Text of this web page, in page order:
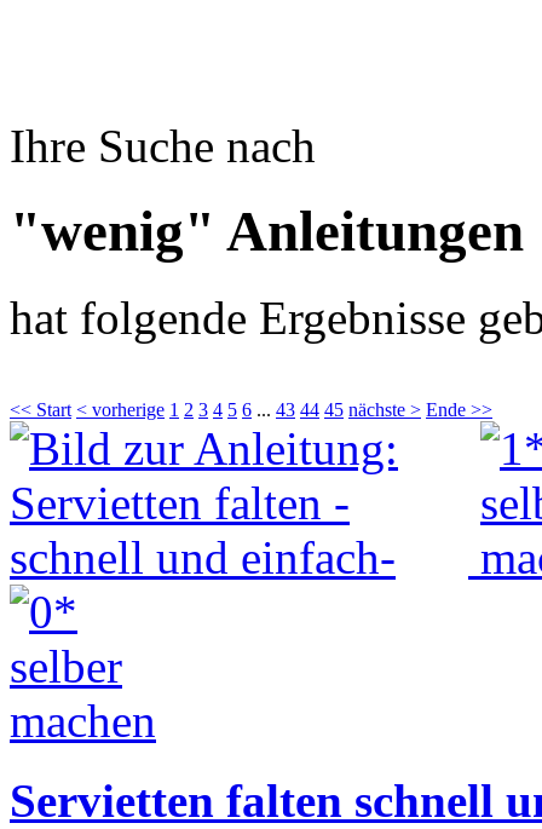
Ihre Suche nach
"wenig" Anleitungen
hat folgende Ergebnisse
<< Start < vorherige 1 2 3 4 5 6 ... 43 44 45 nächste > Ende >>
Servietten falten schnell